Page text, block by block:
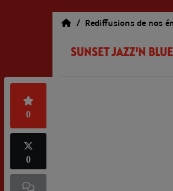
Rediffusions de nos
SUNSET JAZZ'N
0
0